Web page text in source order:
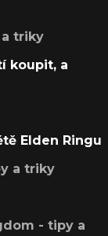
a triky
koupit, a
Elden Ringu
a triky
- tipy a